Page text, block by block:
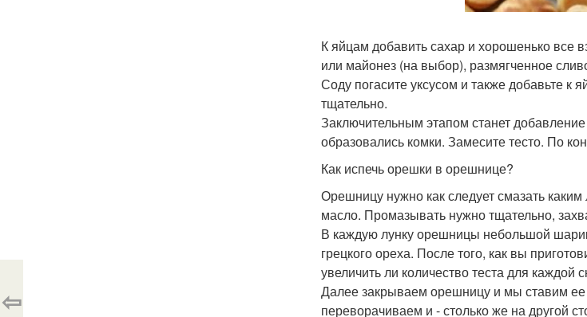
К яйцам добавить сахар и хорошенько все
или майонез (на выбор), размягченное
Соду погасите уксусом и также добавьте
тщательно.
Заключительным этапом станет
образовались комки. Замесите тесто. По
Как испечь орешки в орешнице?
Орешницу нужно как следует смазать
масло. Промазывать нужно тщательно,
В каждую лунку орешницы небольшой
грецкого ореха. После того, как вы
увеличить ли количество теста для каждой
Далее закрываем орешницу и мы ставим
переворачиваем и - столько же на другой
⇦